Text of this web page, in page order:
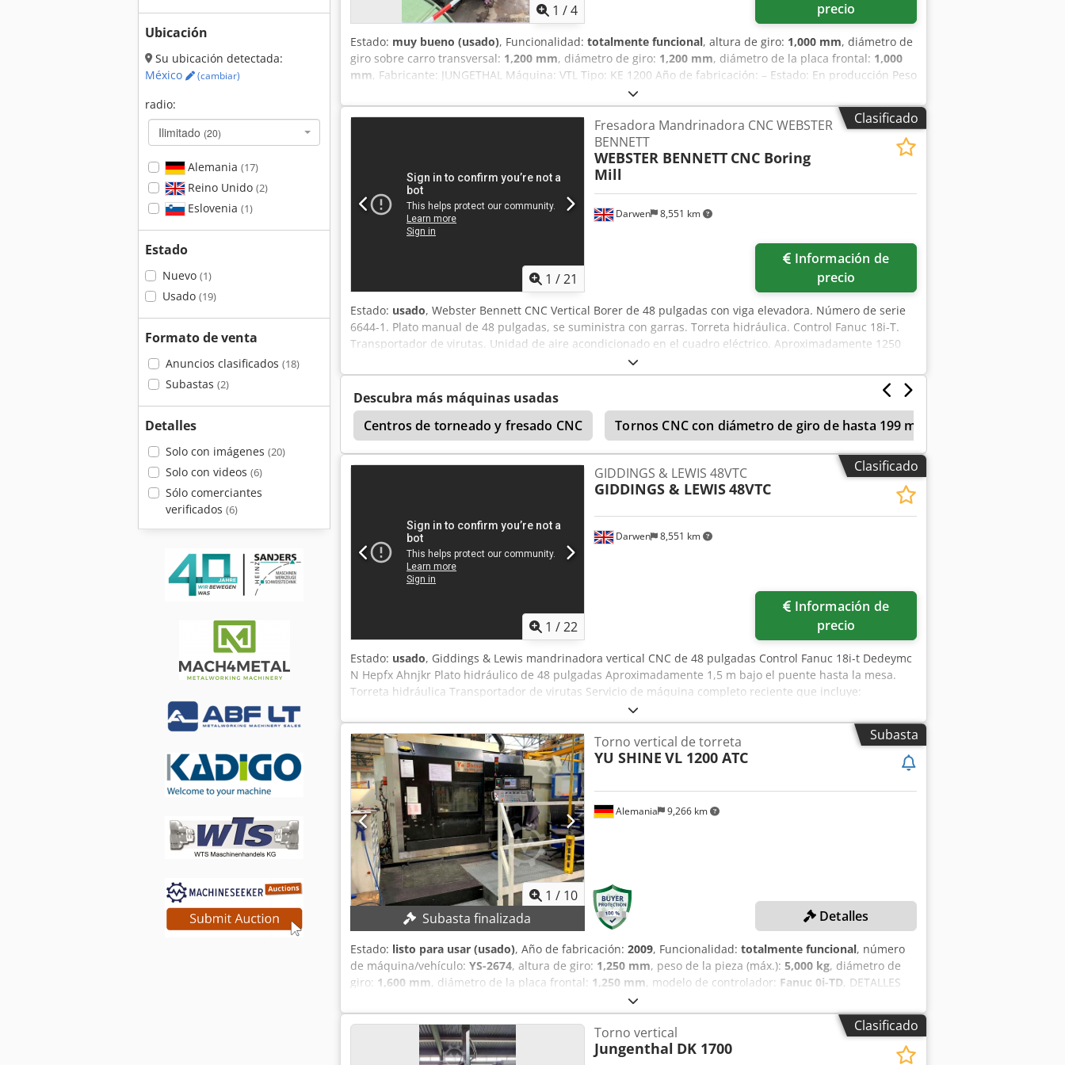
Ubicación
Su ubicación detectada:
México
(cambiar)
radio:
Ilimitado (20)
Alemania (17)
Reino Unido (2)
Eslovenia (1)
Estado
Nuevo (1)
Usado (19)
Formato de venta
Anuncios clasificados (18)
Subastas (2)
Detalles
Solo con imágenes (20)
Solo con videos (6)
Sólo comerciantes
verificados (6)
1 /4
precio
Estado: muy bueno (usado), Funcionalidad: totalmente funcional, altura de giro: 1,000 mm, diámetro de
giro sobre carro transversal: 1,200 mm, diámetro de giro: 1,200 mm, diámetro de la placa frontal: 1,000
mm, Fabricante: JUNGETHAL Máquina: VTL Tipo: KE 1200 Año de fabricación: – Estado: En producción Peso
total de la máquina: 11 toneladas DETALLES TÉCNICOS Plato: 1.000 mm Altura: 1.000 mm Diámetro de
torneado: 1.200 mm Rango de velocidad de torneado del plato: 22 – 250 RPM Diámetro del mandril: 1.000
mm Diámetro máximo de torneado: 1.200 mm Altura: Carga de la mesa: 3 toneladas Plato giratorio: de 4
posiciones Potencia del motor: 37 kW Peso: 11 toneladas Voltaje: 380 V Potencia total requerida: 17 kW
Dimensiones de la máquina: 1.000 mm (con soporte lateral para herramientas) 2,3 x 2,3 x 2,6 m
Dkodpfozmp U Iox Ahnsr
Clasificado
1 /21
Darwen 8,551 km
Fresadora Mandrinadora CNC WEBSTER
BENNETT
WEBSTER BENNETT CNC Boring
Mill
precio
Estado: usado, Webster Bennett CNC Vertical Borer de 48 pulgadas con viga elevadora. Número de serie
6644-1. Plato manual de 48 pulgadas, se suministra con garras. Torreta hidráulica. Control Fanuc 18i-T.
Transportador de virutas. Unidad de aire acondicionado en el cuadro eléctrico. Aproximadamente 1250
mm bajo herramienta hasta la mesa. Dkjdpsymc Ipjfx Ahnor
Descubra más máquinas usadas
Centros de torneado y fresado CNC
Tornos CNC con diámetro de giro de hasta 199 mm
Dragone Vl 200 Nellcor Puritan Bennett
Clasificado
1 /22
Darwen 8,551 km
GIDDINGS & LEWIS 48VTC
GIDDINGS & LEWIS48VTC
precio
Estado: usado, Giddings & Lewis mandrinadora vertical CNC de 48 pulgadas Control Fanuc 18i-t Dedeymc
N Hepfx Ahnjkr Plato hidráulico de 48 pulgadas Aproximadamente 1,5 m bajo el puente hasta la mesa.
Torreta hidráulica Transportador de virutas Servicio de máquina completo reciente que incluye:
extracción del rodamiento Timken y envío para prueba de precarga, reacondicionamiento completo del
sistema de lubricación de aceite e instalación de nuevas salidas de aceite de latón en la mesa.
Subasta
1 / 10
Subasta finalizada
Alemania 9,266 km
Torno vertical de torreta
YU SHINE VL 1200 ATC
Detalles
Estado: listo para usar (usado), Año de fabricación: 2009, Funcionalidad: totalmente funcional, número
de máquina/vehículo: YS-2674, altura de giro: 1,250 mm, peso de la pieza (máx.): 5,000 kg, diámetro de
giro: 1,600 mm, diámetro de la placa frontal: 1,250 mm, modelo de controlador: Fanuc 0i-TD, DETALLES
TÉCNICOS Diámetro del plato: 1.250 mm Par máximo en el plato: 12.500 Nm Altura de torneado: 1.250 mm
Dkedjzb Uy Tspfx Ahnsr Diámetro máximo de torneado: 1.600 mm Peso máximo de la pieza: 5.000 kg
Velocidad de rotación de la mesa: 2 - 300 rpm Recorrido del eje X: 1.475 mm Recorrido del eje Z: 900 mm
Avance rápido: 10 m/min Cono del husillo: ISO BT50 Número de posiciones para herramientas: 12 pos.
Clasificado
Torno vertical
Jungenthal DK 1700